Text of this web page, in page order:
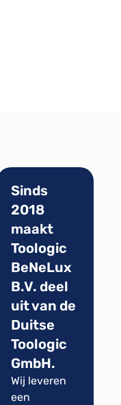
Sinds
2018
maakt
Toologic
BeNeLux
B.V. deel
uit van de
Duitse
Toologic
GmbH.
Wij leveren
een